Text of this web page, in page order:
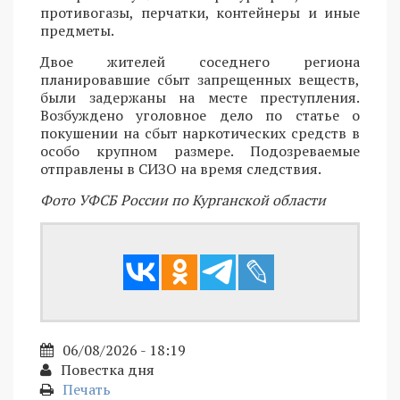
противогазы, перчатки, контейнеры и иные
предметы.
Двое жителей соседнего региона
планировавшие сбыт запрещенных веществ,
были задержаны на месте преступления.
Возбуждено уголовное дело по статье о
покушении на сбыт наркотических средств в
особо крупном размере. Подозреваемые
отправлены в СИЗО на время следствия.
Фото УФСБ России по Курганской области
06/08/2026 - 18:19
Повестка дня
Печать